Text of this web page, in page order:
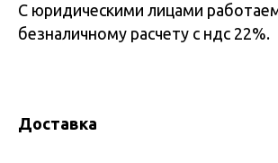
С юридическими лицами
безналичному расчету с ндс 22%.
Доставка